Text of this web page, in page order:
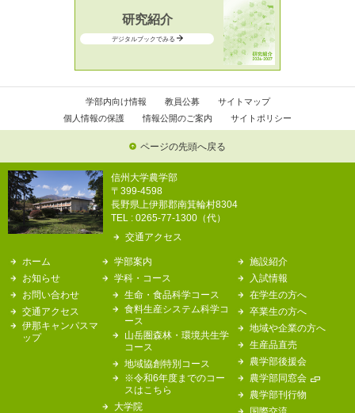
研究紹介
デジタルブックでみる
学部内向け情報 教員公募
サイトマップ
個人情報の保護
情報公開のご案内 サイトポリシー
ページの先頭へ戻る
信州大学農学部
〒399-4598
長野県上伊那郡南箕輪村8304
TEL : 0265-77-1300（代）
交通アクセス
ホーム
お知らせ
お問い合わせ
交通アクセス
伊那キャンパスマ
ップ
学部案内
学科・コース
生命・食品科学コース
食料生産システム科学コ
ース
山岳圏森林・環境共生学
コース
地域協創特別コース
※令和6年度までのコー
スはこちら
大学院
施設紹介
入試情報
在学生の方へ
卒業生の方へ
地域や企業の方へ
生産品直売
農学部後援会
農学部同窓会
農学部刊行物
国際交流